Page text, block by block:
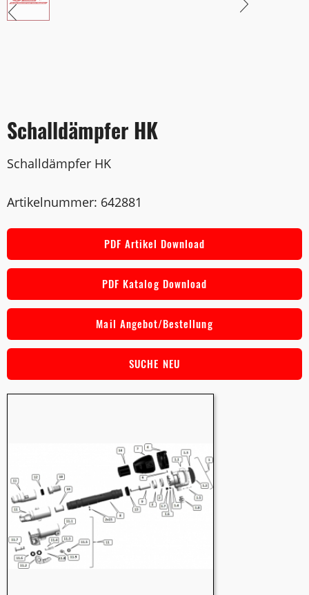
Schalldämpfer HK
Schalldämpfer HK
Artikelnummer: 642881
PDF Artikel Download
PDF Katalog Download
Mail Angebot/Bestellung
SUCHE NEU